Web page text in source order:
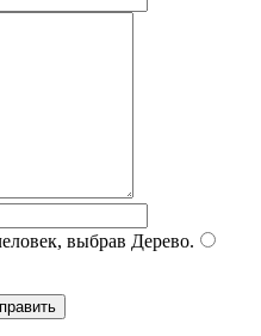
выбрав Дерево.